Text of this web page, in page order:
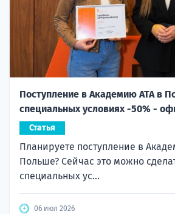
Поступление в Академию ATA в
специальных условиях -50% -
Статья
Планируете поступление в
Польше? Сейчас это можно
специальных ус...
06 июл 2026